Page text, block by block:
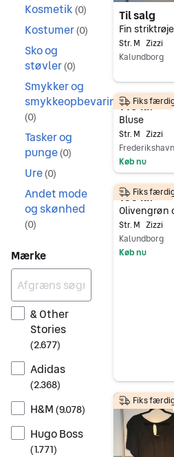
Kosmetik (0)
Kostumer(0)
Sko og
støvler(0)
Smykker og
smykkeopbevaring
(0)
Tasker og
punge(0)
Ure(0)
Andet mode
og skønhed
(0)
Mærke
& Other
Stories
(2.677)
Adidas
(2.368)
H&M (9.078)
Hugo Boss
(1.771)
Til salg
Str. M Zizzi
Kalundborg
Gå til
145 kr.
Bluse
Str. M Zizzi
Frederikshavn
Køb nu
Fiks
Gå til
100 kr.
Str. M Zizzi
Kalundborg
Køb nu
Fiks
Fiks